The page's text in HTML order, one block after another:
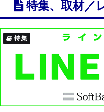
特集、取材／
特集